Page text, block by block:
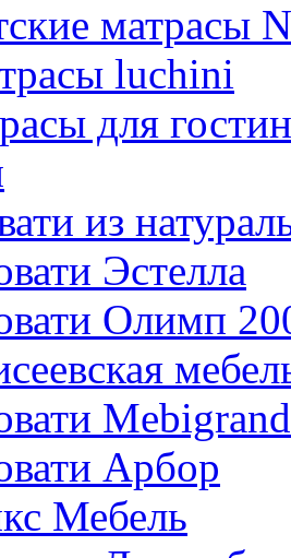
матрасы
luchini
для
из
Эстелла
Олимп
Mebigrand
Арбор
Мебель